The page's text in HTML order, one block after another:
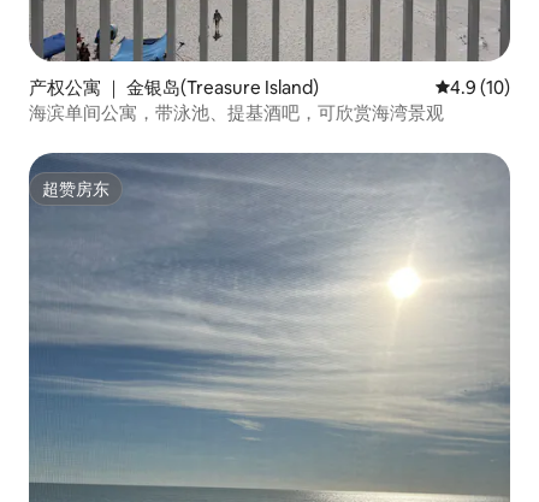
产权公寓 ｜ 金银岛(Treasure Island) 平均评分
4.9 (10)
海滨单间公寓，带泳池、提基酒吧，可欣赏海湾景观
超赞房东
超赞房东